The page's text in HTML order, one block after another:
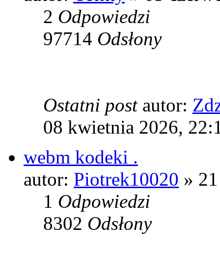
2 Odpowiedzi
97714 Odsłony
Ostatni post autor:
08 kwietnia 2026,
webm kodeki .
autor: Piotrek10020 »
1 Odpowiedzi
8302 Odsłony